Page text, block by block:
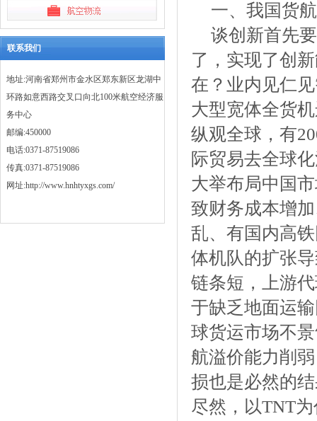
联系我们
地址:河南省郑州市金水区郑东新区龙湖中
环路如意西路交叉口向北100米航空经济服
务中心
邮编:450000
电话:0371-87519086
传真:0371-87519086
网址:http://www.hnhtyxgs.com/
一、我国货
谈创新首先
了，实现了创
在？业内见仁
大型宽体全货
纵观全球，有
际贸易去全球
大举布局中国
致财务成本增
乱、有国内高
体机队的扩张
链条短，上游
于缺乏地面运
球货运市场不
航溢价能力削
损也是必然的
尽然，以TNT